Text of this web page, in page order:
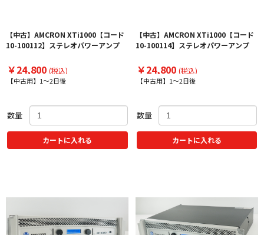
【中古】AMCRON XTi1000【コード
10-100112】ステレオパワーアンプ
￥24,800 (税込)
【中古用】1～2日後
数量
カートに入れる
【中古】AMCRON XTi1000【コード
10-100114】ステレオパワーアンプ
￥24,800 (税込)
【中古用】1～2日後
数量
カートに入れる